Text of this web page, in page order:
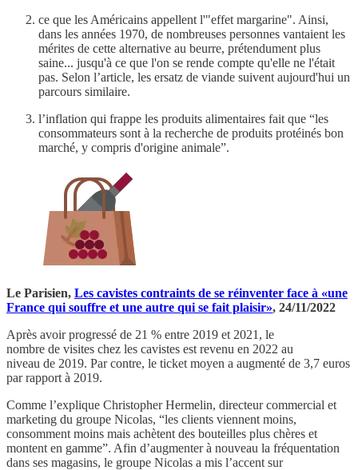
ce que les Américains appellent l'"effet margarine". Ainsi,
dans les années 1970, de nombreuses personnes vantaient les
mérites de cette alternative au beurre, prétendument plus
saine... jusqu'à ce que l'on se rende compte qu'elle ne l'était
pas. Selon l’article, les ersatz de viande suivent aujourd'hui un
parcours similaire.
l’inflation qui frappe les produits alimentaires fait que “les
consommateurs sont à la recherche de produits protéinés bon
marché, y compris d'origine animale”.
Le Parisien, Les cavistes contraints de se réinventer face à «une
France qui souffre et une autre qui se fait plaisir», 24/11/2022
Après avoir progressé de 21 % entre 2019 et 2021, le
nombre de visites chez les cavistes est revenu en 2022 au
niveau de 2019. Par contre, le ticket moyen a augmenté de 3,7 euros
par rapport à 2019.
Comme l’explique Christopher Hermelin, directeur commercial et
marketing du groupe Nicolas, “les clients viennent moins,
consomment moins mais achètent des bouteilles plus chères et
montent en gamme”. Afin d’augmenter à nouveau la fréquentation
dans ses magasins, le groupe Nicolas a mis l’accent sur